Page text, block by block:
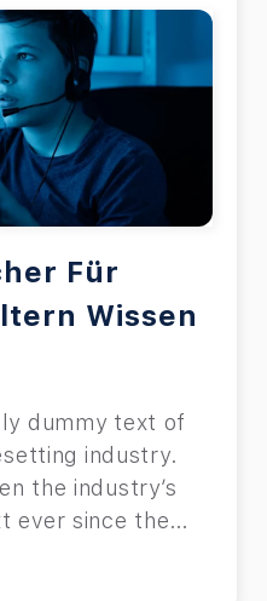
Für
Wissen
dummy text of
industry.
the industry’s
ever since the
it to make